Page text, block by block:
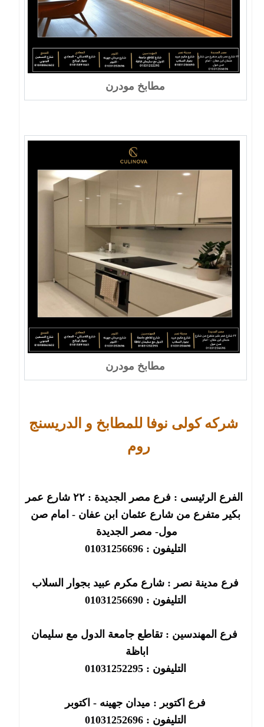
مطابخ مودرن
مطابخ مودرن
شركه كولى نوفا للمطابخ و الدريسنج
روم
الفرع الرئيسى : فرع مصر الجديدة : ٢٢ شارع عمر
بكير متفرع من شارع عثمان ابن عفان - امام صن
مول- مصر الجديدة
التليفون : 01031256696
فرع مدينة نصر : شارع مكرم عبيد بجوار السلاب
التليفون : 01031256690
فرع المهندسين : تقاطع جامعة الدول مع سليمان
اباظة
التليفون : 01031252295
فرع اكتوبر : ميدان جهينه - اكتوبر
التليفون : 01031252696